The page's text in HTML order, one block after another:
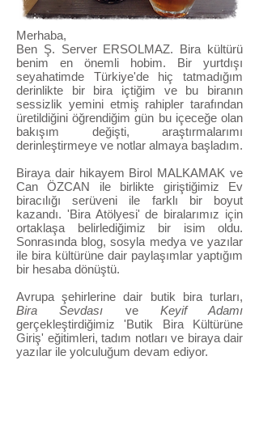
Merhaba,
Ben Ş. Server ERSOLMAZ. Bira kültürü
benim en önemli hobim. Bir yurtdışı
seyahatimde Türkiye'de hiç tatmadığım
derinlikte bir bira içtiğim ve bu biranın
sessizlik yemini etmiş rahipler tarafından
üretildiğini öğrendiğim gün bu içeceğe olan
bakışım değişti, araştırmalarımı
derinleştirmeye ve notlar almaya başladım.
Biraya dair hikayem Birol MALKAMAK ve
Can ÖZCAN ile birlikte giriştiğimiz Ev
biracılığı serüveni ile farklı bir boyut
kazandı. 'Bira Atölyesi' de biralarımız için
ortaklaşa belirlediğimiz bir isim oldu.
Sonrasında blog, sosyla medya ve yazılar
ile bira kültürüne dair paylaşımlar yaptığım
bir hesaba dönüştü.
Avrupa şehirlerine dair butik bira turları,
Bira Sevdası ve Keyif Adamı
gerçekleştirdiğimiz 'Butik Bira Kültürüne
Giriş' eğitimleri, tadım notları ve biraya dair
yazılar ile yolculuğum devam ediyor.